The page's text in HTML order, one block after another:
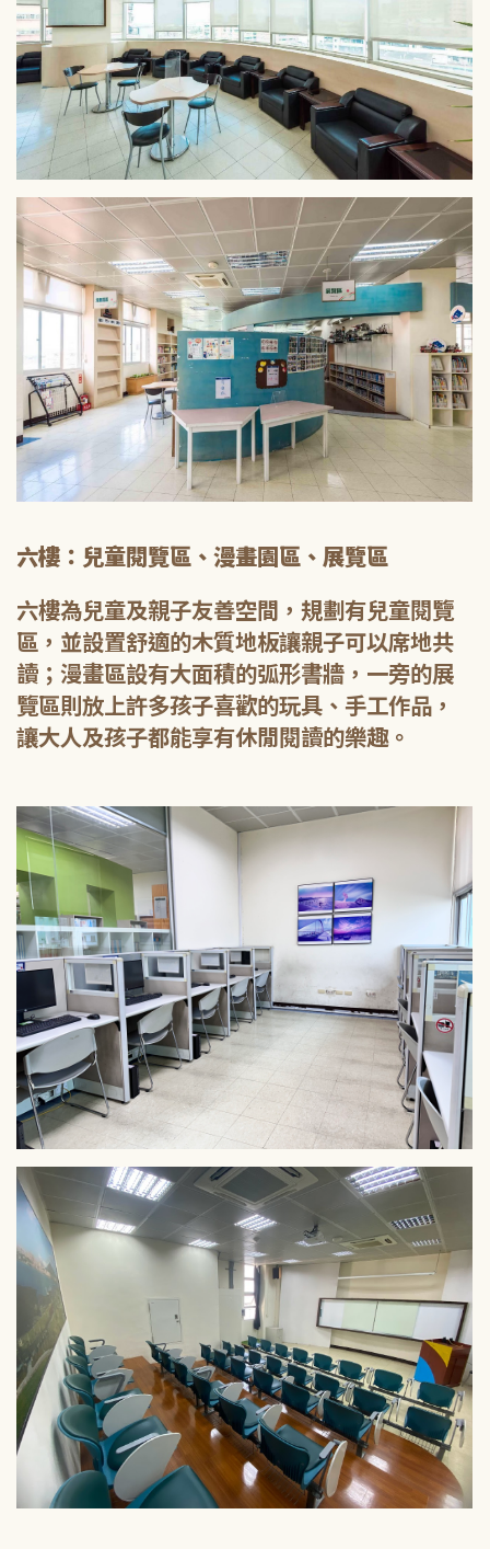
六樓：兒童閱覽區、漫畫園區、展覽區
六樓為兒童及親子友善空間，規劃有兒童閱覽
區，並設置舒適的木質地板讓親子可以席地共
讀；漫畫區設有大面積的弧形書牆，一旁的展
覽區則放上許多孩子喜歡的玩具、手工作品，
讓大人及孩子都能享有休閒閱讀的樂趣。